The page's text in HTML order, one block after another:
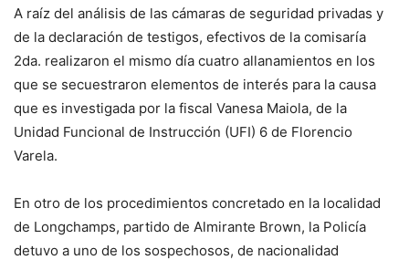
A raíz del análisis de las cámaras de seguridad privadas y
de la declaración de testigos, efectivos de la comisaría
2da. realizaron el mismo día cuatro allanamientos en los
que se secuestraron elementos de interés para la causa
que es investigada por la fiscal Vanesa Maiola, de la
Unidad Funcional de Instrucción (UFI) 6 de Florencio
Varela.
En otro de los procedimientos concretado en la localidad
de Longchamps, partido de Almirante Brown, la Policía
detuvo a uno de los sospechosos, de nacionalidad